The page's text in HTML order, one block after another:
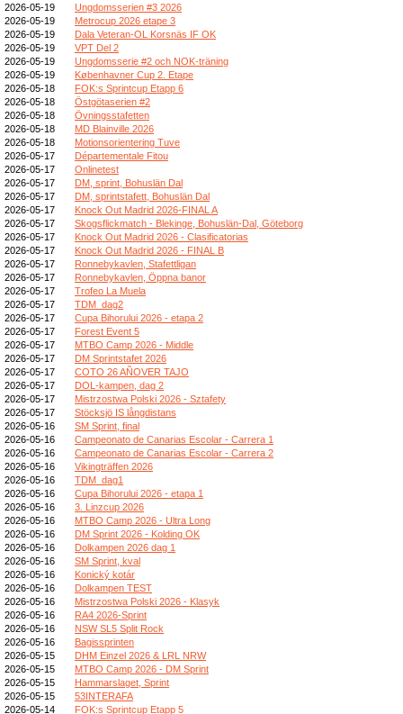
2026-05-19
Ungdomsserien #3 2026
2026-05-19
Metrocup 2026 etape 3
2026-05-19
Dala Veteran-OL Korsnäs IF OK
2026-05-19
VPT Del 2
2026-05-19
Ungdomsserie #2 och NOK-träning
2026-05-19
Københavner Cup 2. Etape
2026-05-18
FOK:s Sprintcup Etapp 6
2026-05-18
Östgötaserien #2
2026-05-18
Övningsstafetten
2026-05-18
MD Blainville 2026
2026-05-18
Motionsorientering Tuve
2026-05-17
Départementale Fitou
2026-05-17
Onlinetest
2026-05-17
DM, sprint, Bohuslän Dal
2026-05-17
DM, sprintstafett, Bohuslän Dal
2026-05-17
Knock Out Madrid 2026-FINAL A
2026-05-17
Skogsflickmatch - Blekinge, Bohuslän-Dal, Göteborg
2026-05-17
Knock Out Madrid 2026 - Clasificatorias
2026-05-17
Knock Out Madrid 2026 - FINAL B
2026-05-17
Ronnebykavlen, Stafettligan
2026-05-17
Ronnebykavlen, Öppna banor
2026-05-17
Trofeo La Muela
2026-05-17
TDM_dag2
2026-05-17
Cupa Bihorului 2026 - etapa 2
2026-05-17
Forest Event 5
2026-05-17
MTBO Camp 2026 - Middle
2026-05-17
DM Sprintstafet 2026
2026-05-17
COTO 26 AÑOVER TAJO
2026-05-17
DOL-kampen, dag 2
2026-05-17
Mistrzostwa Polski 2026 - Sztafety
2026-05-17
Stöcksjö IS långdistans
2026-05-16
SM Sprint, final
2026-05-16
Campeonato de Canarias Escolar - Carrera 1
2026-05-16
Campeonato de Canarias Escolar - Carrera 2
2026-05-16
Vikingträffen 2026
2026-05-16
TDM_dag1
2026-05-16
Cupa Bihorului 2026 - etapa 1
2026-05-16
3. Linzcup 2026
2026-05-16
MTBO Camp 2026 - Ultra Long
2026-05-16
DM Sprint 2026 - Kolding OK
2026-05-16
Dolkampen 2026 dag 1
2026-05-16
SM Sprint, kval
2026-05-16
Konický kotár
2026-05-16
Dolkampen TEST
2026-05-16
Mistrzostwa Polski 2026 - Klasyk
2026-05-16
RA4 2026-Sprint
2026-05-16
NSW SL5 Split Rock
2026-05-16
Bagissprinten
2026-05-15
DHM Einzel 2026 & LRL NRW
2026-05-15
MTBO Camp 2026 - DM Sprint
2026-05-15
Hammarslaget, Sprint
2026-05-15
53INTERAFA
2026-05-14
FOK:s Sprintcup Etapp 5